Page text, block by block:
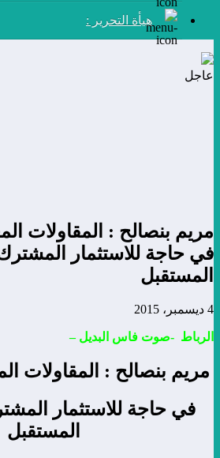
هيأة التحرير :
عاجل
مريم بنصالح : المقاولات
في حاجة للاستثمار
المستقبل
4 ديسمبر، 2015
الرباط -صوت فاس البديل –
مريم بنصالح : المقاولات
في حاجة للاستثمار
المستقبل